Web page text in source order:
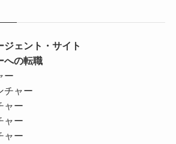
ジェント・サイト
への転職
ー
チャー
ャー
ャー
ャー